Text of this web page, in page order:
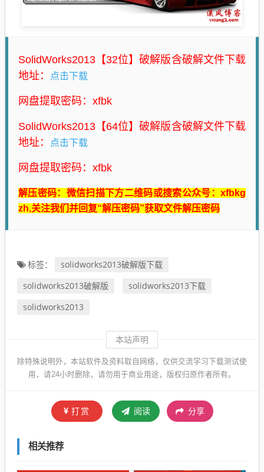
SolidWorks2013【32位】破解版含破解文件下载
地址： 点击下载
网盘提取密码：xfbk
SolidWorks2013【64位】破解版含破解文件下载
地址： 点击下载
网盘提取密码：xfbk
解压密码：微信扫描下方二维码或搜索公众号：xfbkg
zh,关注我们并回复“解压密码”获取文件解压密码
标签：
solidworks2013破解版下载
solidworks2013破解版
solidworks2013下载
solidworks2013
本站声明
除特殊说明外，本站软件及资料取自网络，仅供交流学习下载测试使
用，请24小时删除，请勿用于商业用途，版权归原作者所有。
打赏 阅读 分享
相关推荐